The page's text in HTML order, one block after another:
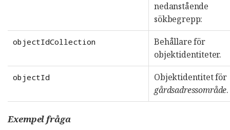
nedanstående
sökbegrepp:
objectIdCollection
Behållare för
objektidentiteter.
objectId
Objektidentitet för
gårdsadressområde.
Exempel fråga